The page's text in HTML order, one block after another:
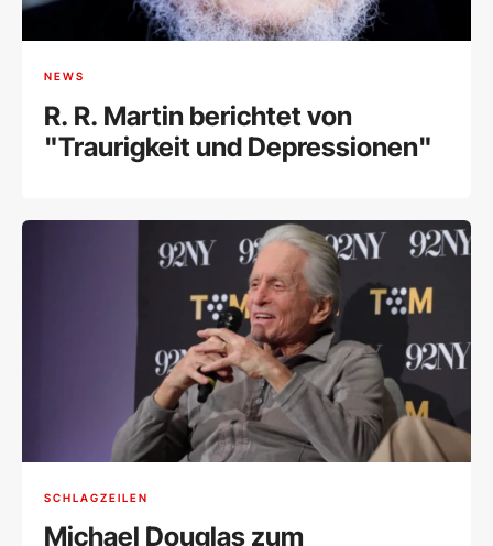
NEWS
R. R. Martin berichtet von
"Traurigkeit und Depressionen"
SCHLAGZEILEN
Michael Douglas zum